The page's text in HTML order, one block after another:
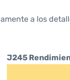
a los
J245